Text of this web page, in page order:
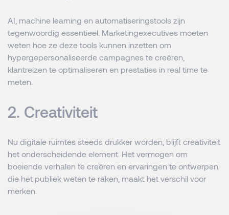
AI, machine learning en automatiseringstools zijn
tegenwoordig essentieel. Marketingexecutives moeten
weten hoe ze deze tools kunnen inzetten om
hypergepersonaliseerde campagnes te creëren,
klantreizen te optimaliseren en prestaties in real time te
meten.
2. Creativiteit
Nu digitale ruimtes steeds drukker worden, blijft creativiteit
het onderscheidende element. Het vermogen om
boeiende verhalen te creëren en ervaringen te ontwerpen
die het publiek weten te raken, maakt het verschil voor
merken.